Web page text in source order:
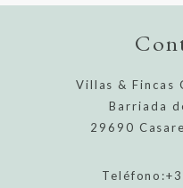
Villas & Fincas
Barriada
29690
Teléfono: